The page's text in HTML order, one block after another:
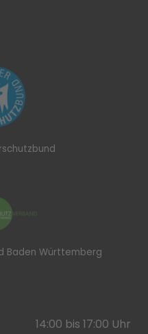
Baden Württemberg
14:00 bis 17:00 Uhr